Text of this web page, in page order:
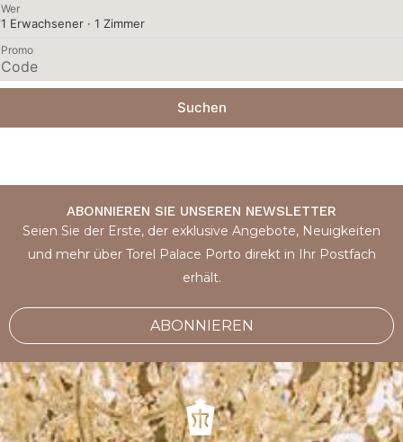
Wer
1 Erwachsener · 1 Zimmer
Promo
Suchen
ABONNIEREN SIE UNSEREN NEWSLETTER
Seien Sie der Erste, der exklusive Angebote, Neuigkeiten
und mehr über Torel Palace Porto direkt in Ihr Postfach
erhält.
ABONNIEREN